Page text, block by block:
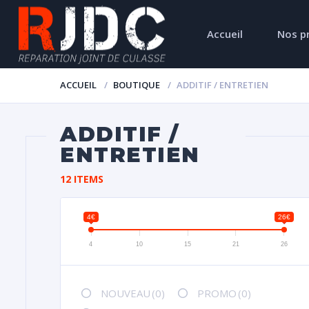
Accueil Nos
ACCUEIL BOUTIQUE ADDITIF / ENTRETIEN
ADDITIF /
ENTRETIEN
12 ITEMS
4€ 26€
4 10 15 21 26
NOUVEAU (0) PROMO (0)